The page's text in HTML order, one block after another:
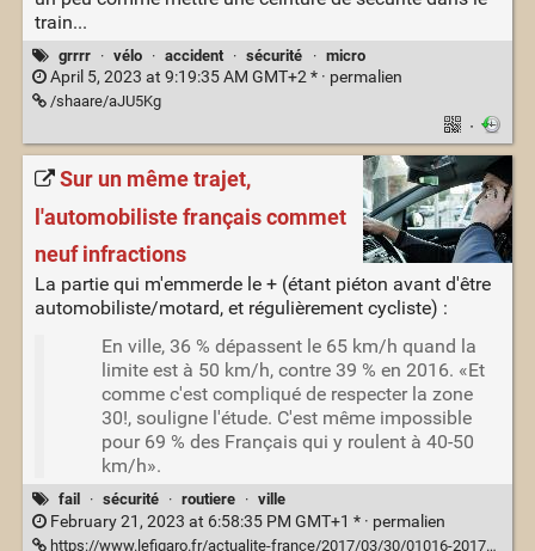
train...
grrrr · vélo · accident · sécurité · micro
April 5, 2023 at 9:19:35 AM GMT+2 * · permalien
/shaare/aJU5Kg
·
Sur un même trajet,
l'automobiliste français commet
neuf infractions
La partie qui m'emmerde le + (étant piéton avant d'être
automobiliste/motard, et régulièrement cycliste) :
En ville, 36 % dépassent le 65 km/h quand la
limite est à 50 km/h, contre 39 % en 2016. «Et
comme c'est compliqué de respecter la zone
30!, souligne l'étude. C'est même impossible
pour 69 % des Français qui y roulent à 40-50
km/h».
fail · sécurité · routiere · ville
February 21, 2023 at 6:58:35 PM GMT+1 * · permalien
https://www.lefigaro.fr/actualite-france/2017/03/30/01016-20170330ARTFIG00004-l-automobiliste-commet-neuf-infractions-sur-un-meme-trajet.php